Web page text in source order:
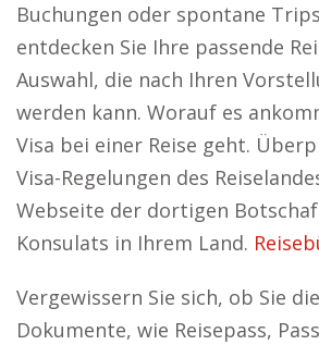
Buchungen oder spontane
entdecken Sie Ihre passende
Auswahl, die nach Ihren
werden kann. Worauf es
Visa bei einer Reise geht.
Visa-Regelungen des
Webseite der dortigen
Konsulats in Ihrem Land.
Vergewissern Sie sich, ob Sie
Dokumente, wie Reisepass,